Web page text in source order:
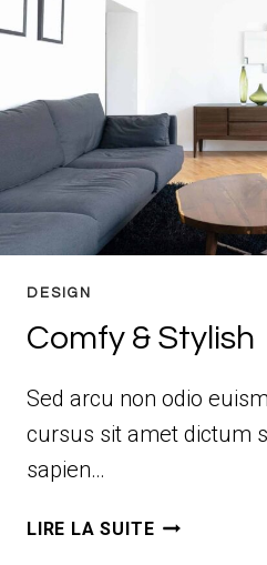
DESIGN
Comfy & Stylish
Sed arcu non odio
cursus sit amet dictum
sapien…
LIRE LA SUITECOMFY